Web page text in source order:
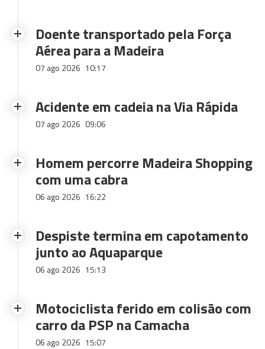
Doente transportado pela Força
Aérea para a Madeira
07 ago 2026 10:17
Acidente em cadeia na Via Rápida
07 ago 2026 09:06
Homem percorre Madeira Shopping
com uma cabra
06 ago 2026 16:22
Despiste termina em capotamento
junto ao Aquaparque
06 ago 2026 15:13
Motociclista ferido em colisão com
carro da PSP na Camacha
06 ago 2026 15:07